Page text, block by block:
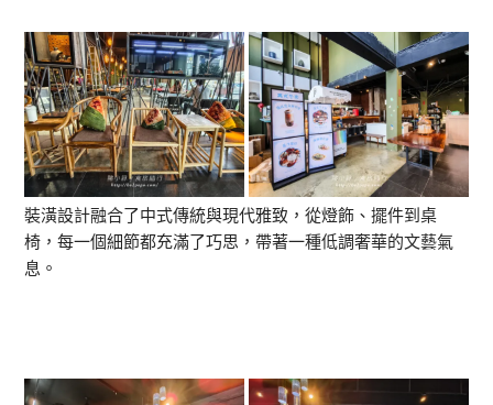
裝潢設計融合了中式傳統與現代雅致，從燈飾、擺件到桌
椅，每一個細節都充滿了巧思，帶著一種低調奢華的文藝氣
息。